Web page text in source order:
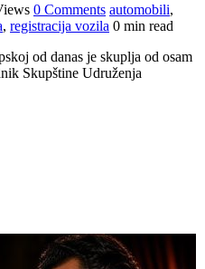
0 Comments automobili,
, registracija vozila 0 min read
od danas je skuplja od osam
Skupštine Udruženja